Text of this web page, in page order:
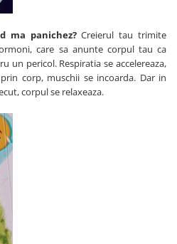
ma panichez?Creierul tau trimite
care sa anunte corpul tau ca
un pericol. Respiratia se accelereaza,
corp, muschii se incoarda. Dar in
corpul se relaxeaza.